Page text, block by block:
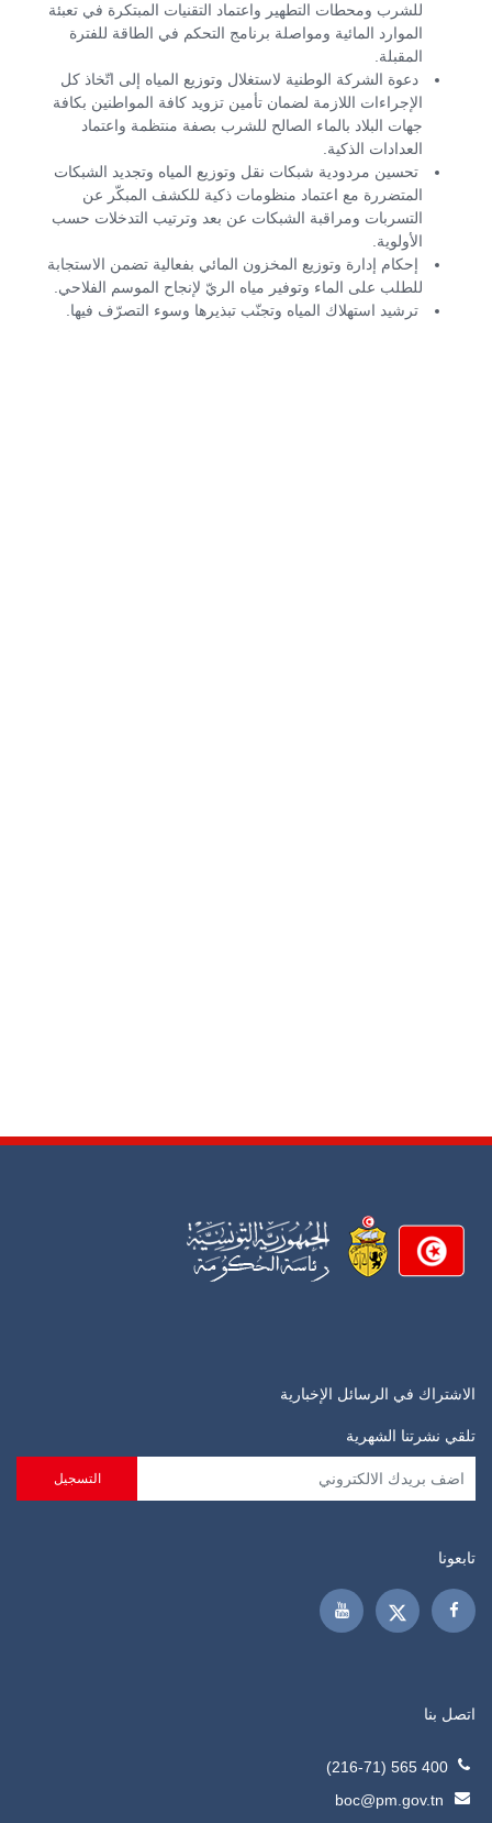
للشرب ومحطات التطهير واعتماد التقنيات المبتكرة في تعبئة
الموارد المائية ومواصلة برنامج التحكم في الطاقة للفترة
المقبلة.
دعوة الشركة الوطنية لاستغلال وتوزيع المياه إلى اتّخاذ كل
الإجراءات اللازمة لضمان تأمين تزويد كافة المواطنين بكافة
جهات البلاد بالماء الصالح للشرب بصفة منتظمة واعتماد
العدادات الذكية.
تحسين مردودية شبكات نقل وتوزيع المياه وتجديد الشبكات
المتضررة مع اعتماد منظومات ذكية للكشف المبكّر عن
التسربات ومراقبة الشبكات عن بعد وترتيب التدخلات حسب
الأولوية.
إحكام إدارة وتوزيع المخزون المائي بفعالية تضمن الاستجابة
للطلب على الماء وتوفير مياه الريّ لإنجاح الموسم الفلاحي.
ترشيد استهلاك المياه وتجنّب تبذيرها وسوء التصرّف فيها.
الاشتراك في الرسائل الإخبارية
تلقي نشرتنا الشهرية
تابعونا
اتصل بنا
400 565 (216-71)
boc@pm.gov.tn